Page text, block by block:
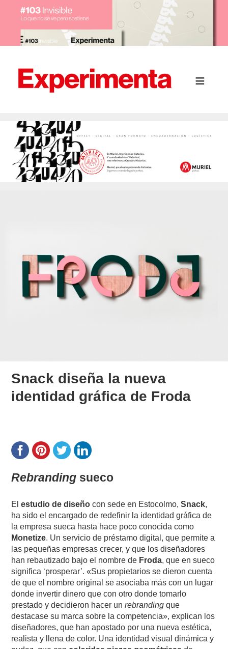
Snack diseña la nueva
identidad gráfica de Froda
Rebranding sueco
Elestudio de diseño con sede en Estocolmo,Snack,
ha sido el encargado de redefinir la identidad gráfica de
la empresa sueca hasta hace poco conocida como
Monetize. Un servicio de préstamo digital, que permite a
las pequeñas empresas crecer, y que los diseñadores
han rebautizado bajo el nombre de Froda, que en sueco
significa ‘prosperar’. «Sus propietarios se dieron cuenta
de que el nombre original se asociaba más con un lugar
donde invertir dinero que con otro donde tomarlo
prestado y decidieron hacer unrebranding que
destacase su marca sobre la competencia», explican los
diseñadores, que han apostado por una nueva estética,
realista y llena de color. Una identidad visual dinámica y